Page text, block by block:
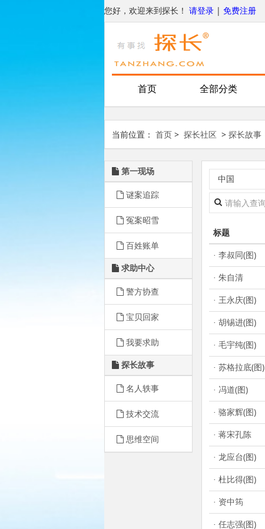
您好，欢迎来到探长！ 请登录| 免费注册
首页 全部分类
当前位置： 首页 > 探长社区 > 探长故事
第一现场
谜案追踪
冤案昭雪
百姓账单
求助中心
警方协查
宝贝回家
我要求助
探长故事
名人轶事
技术交流
思维空间
中国
标题
· 李叔同(图)
· 朱自清
· 王永庆(图)
· 胡锡进(图)
· 毛宇纯(图)
· 苏格拉底(图)
· 冯道(图)
· 骆家辉(图)
· 蒋宋孔陈
· 龙应台(图)
· 杜比得(图)
· 资中筠
· 任志强(图)